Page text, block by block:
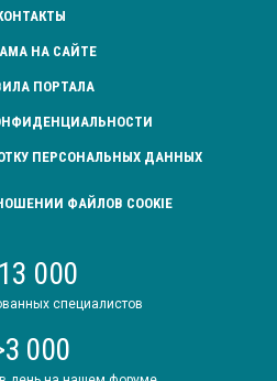
НА САЙТЕ
ПОРТАЛА
ПЕРСОНАЛЬНЫХ ДАННЫХ
ФАЙЛОВ COOKIE
000
специалистов
000